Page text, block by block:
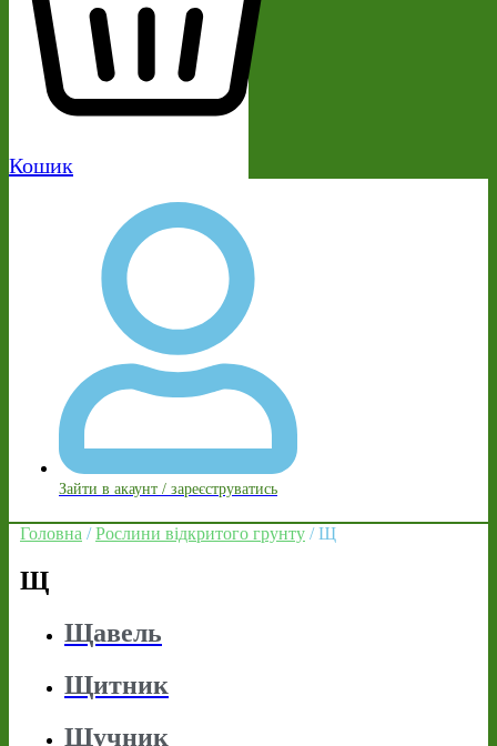
Кошик
Зайти в акаунт / зареєструватись
Головна /Рослини відкритого грунту / Щ
Щ
Щавель
Щитник
Щучник